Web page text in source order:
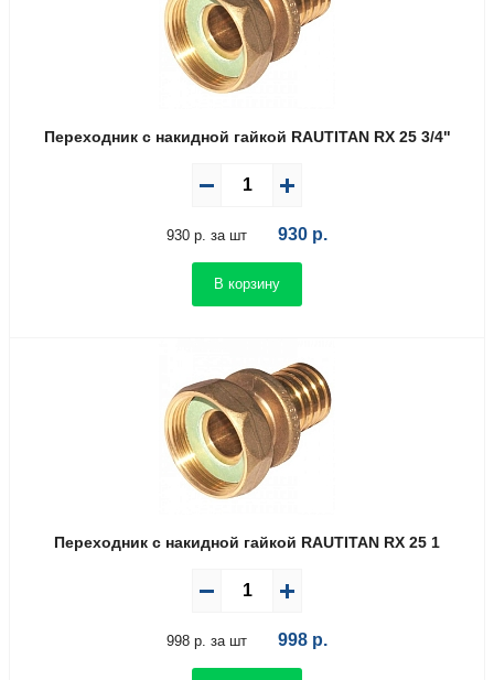
Переходник с накидной гайкой RAUTITAN RX 25 3/4"
930 р. за шт 930 р.
В корзину
Переходник с накидной гайкой RAUTITAN RX 25 1
998 р. за шт 998 р.